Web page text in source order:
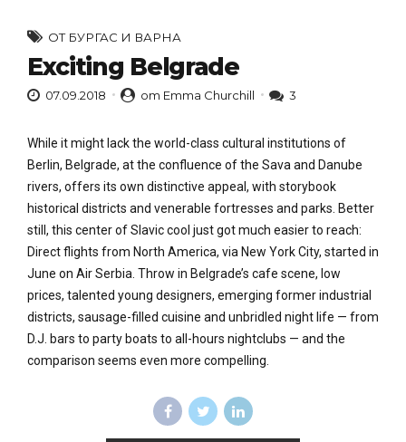
ОТ БУРГАС И ВАРНА
Exciting Belgrade
07.09.2018 от Emma Churchill 3
While it might lack the world-class cultural institutions of
Berlin, Belgrade, at the confluence of the Sava and Danube
rivers, offers its own distinctive appeal, with storybook
historical districts and venerable fortresses and parks. Better
still, this center of Slavic cool just got much easier to reach:
Direct flights from North America, via New York City, started in
June on Air Serbia. Throw in Belgrade’s cafe scene, low
prices, talented young designers, emerging former industrial
districts, sausage-filled cuisine and unbridled night life — from
D.J. bars to party boats to all-hours nightclubs — and the
comparison seems even more compelling.